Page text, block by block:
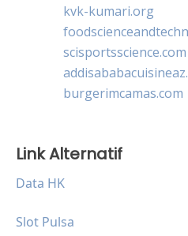
kvk-kumari.org
scisportsscience.com
burgerimcamas.com
Link Alternatif
Data HK
Slot Pulsa